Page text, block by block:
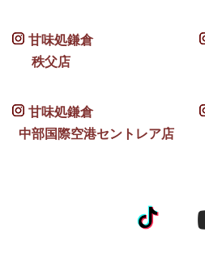
甘味処鎌倉
秩父店
甘味処鎌倉
中部国際空港セントレア店